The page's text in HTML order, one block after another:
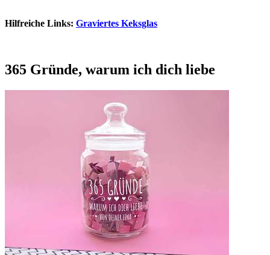
Hilfreiche Links: Graviertes Keksglas
365 Gründe, warum ich dich liebe